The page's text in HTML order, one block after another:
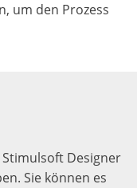
um den Prozess
Designer
Sie können es